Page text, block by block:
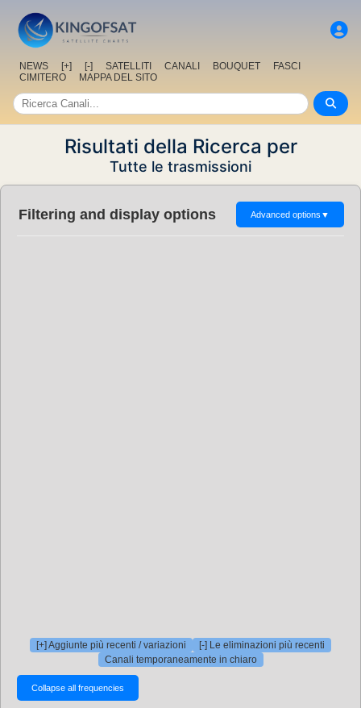
NEWS [+] [-] SATELLITI CANALI BOUQUET
FASCI
CIMITERO
MAPPA DEL SITO
Risultati della Ricerca per
Tutte le trasmissioni
Filtering and display options Advanced options ▼
[+] Aggiunte più recenti / variazioni
[-] Le eliminazioni più recenti
Canali temporaneamente in chiaro